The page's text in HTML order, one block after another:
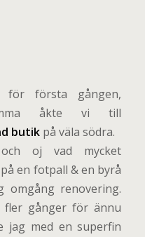
första gången,
åkte vi till
butikpå väla södra.
oj vad mycket
en fotpall & en byrå
omgång renovering.
fler gånger för ännu
jag med en superfin